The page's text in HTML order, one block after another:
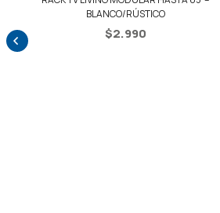
BLANCO/RÚSTICO
$2.990